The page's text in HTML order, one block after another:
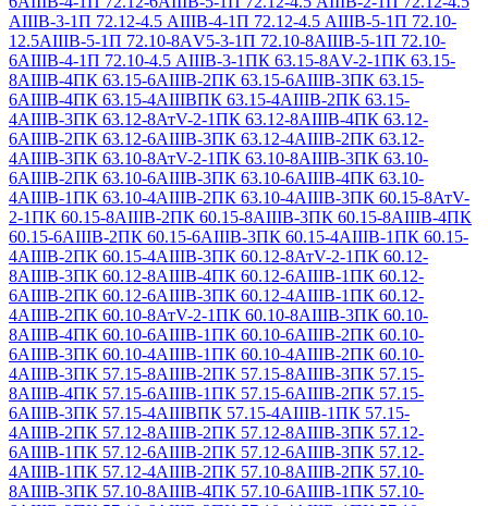
АIIIВ-3-1П 72.12-4.5 АIIIВ-4-1П 72.12-4.5 АIIIВ-5-1П 72.10-
12.5АIIIВ-5-1П 72.10-8АV5-3-1П 72.10-8АIIIВ-5-1П 72.10-
6АIIIВ-4-1П 72.10-4.5 АIIIВ-3-1ПК 63.15-8АV-2-1ПК 63.15-
8АIIIВ-4ПК 63.15-6АIIIВ-2ПК 63.15-6АIIIВ-3ПК 63.15-
6АIIIВ-4ПК 63.15-4АIIIВПК 63.15-4АIIIВ-2ПК 63.15-
4АIIIВ-3ПК 63.12-8АтV-2-1ПК 63.12-8АIIIВ-4ПК 63.12-
6АIIIВ-2ПК 63.12-6АIIIВ-3ПК 63.12-4АIIIВ-2ПК 63.12-
4АIIIВ-3ПК 63.10-8АтV-2-1ПК 63.10-8АIIIВ-3ПК 63.10-
6АIIIВ-2ПК 63.10-6АIIIВ-3ПК 63.10-6АIIIВ-4ПК 63.10-
4АIIIВ-1ПК 63.10-4АIIIВ-2ПК 63.10-4АIIIВ-3ПК 60.15-8АтV-
2-1ПК 60.15-8АIIIВ-2ПК 60.15-8АIIIВ-3ПК 60.15-8АIIIВ-4ПК
60.15-6АIIIВ-2ПК 60.15-6АIIIВ-3ПК 60.15-4АIIIВ-1ПК 60.15-
4АIIIВ-2ПК 60.15-4АIIIВ-3ПК 60.12-8АтV-2-1ПК 60.12-
8АIIIВ-3ПК 60.12-8АIIIВ-4ПК 60.12-6АIIIВ-1ПК 60.12-
6АIIIВ-2ПК 60.12-6АIIIВ-3ПК 60.12-4АIIIВ-1ПК 60.12-
4АIIIВ-2ПК 60.10-8АтV-2-1ПК 60.10-8АIIIВ-3ПК 60.10-
8АIIIВ-4ПК 60.10-6АIIIВ-1ПК 60.10-6АIIIВ-2ПК 60.10-
6АIIIВ-3ПК 60.10-4АIIIВ-1ПК 60.10-4АIIIВ-2ПК 60.10-
4АIIIВ-3ПК 57.15-8АIIIВ-2ПК 57.15-8АIIIВ-3ПК 57.15-
8АIIIВ-4ПК 57.15-6АIIIВ-1ПК 57.15-6АIIIВ-2ПК 57.15-
6АIIIВ-3ПК 57.15-4АIIIВПК 57.15-4АIIIВ-1ПК 57.15-
4АIIIВ-2ПК 57.12-8АIIIВ-2ПК 57.12-8АIIIВ-3ПК 57.12-
6АIIIВ-1ПК 57.12-6АIIIВ-2ПК 57.12-6АIIIВ-3ПК 57.12-
4АIIIВ-1ПК 57.12-4АIIIВ-2ПК 57.10-8АIIIВ-2ПК 57.10-
8АIIIВ-3ПК 57.10-8АIIIВ-4ПК 57.10-6АIIIВ-1ПК 57.10-